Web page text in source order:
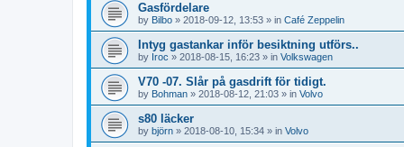
Gasfördelare
by Bilbo » 2018-09-12, 13:53 » in Café Zeppelin
Intyg gastankar inför besiktning utförs..
by Iroc » 2018-08-15, 16:23 » in Volkswagen
V70 -07. Slår på gasdrift för tidigt.
by Bohman » 2018-08-12, 21:03 » in Volvo
s80 läcker
by björn » 2018-08-10, 15:34 » in Volvo